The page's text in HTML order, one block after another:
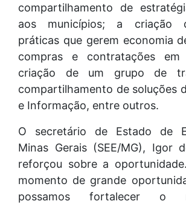
compartilhamento de
aos municípios; a criação
práticas que gerem economia
compras e contratações
criação de um grupo de
compartilhamento de soluções
e Informação, entre outros.
O secretário de Estado de
Minas Gerais (SEE/MG), Igor
reforçou sobre a
momento de grande
possamos fortalecer o